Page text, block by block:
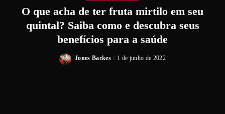
O que acha de ter fruta mirtilo em seu
quintal? Saiba como e descubra seus
benefícios para a saúde
Jones Backes 1 de junho de 2022